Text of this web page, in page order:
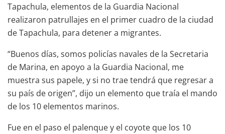
Tapachula, elementos de la Guardia Nacional
realizaron patrullajes en el primer cuadro de la ciudad
de Tapachula, para detener a migrantes.
“Buenos días, somos policías navales de la Secretaria
de Marina, en apoyo a la Guardia Nacional, me
muestra sus papele, y si no trae tendrá que regresar a
su país de origen”, dijo un elemento que traía el mando
de los 10 elementos marinos.
Fue en el paso el palenque y el coyote que los 10